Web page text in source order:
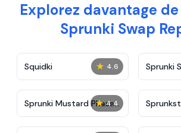
Explorez davantage
Sprunki Swap
★ 4.6
Squidki Sprunki
★ 4.4
Sprunki Mustard Phase
2